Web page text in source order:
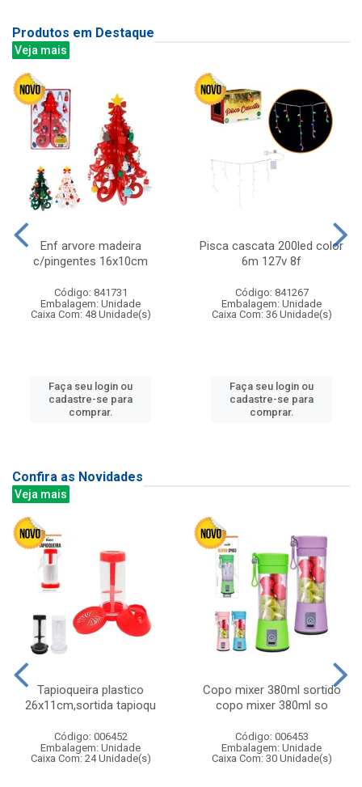
Produtos em Destaque
Veja mais
Enf arvore madeira
c/pingentes 16x10cm
Código: 841731
Embalagem: Unidade
Caixa Com: 48 Unidade(s)
Faça seu login ou
cadastre-se para
comprar.
Pisca cascata 200led color
6m 127v 8f
Código: 841267
Embalagem: Unidade
Caixa Com: 36 Unidade(s)
Faça seu login ou
cadastre-se para
comprar.
Confira as Novidades
Veja mais
Tapioqueira plastico
26x11cm,sortida tapioqu
Código: 006452
Embalagem: Unidade
Caixa Com: 24 Unidade(s)
Copo mixer 380ml sortido
copo mixer 380ml so
Código: 006453
Embalagem: Unidade
Caixa Com: 30 Unidade(s)